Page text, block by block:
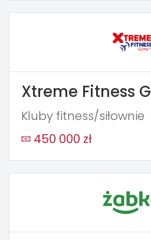
Xtreme Fitness
Kluby fitness/siłownie
450 000 zł